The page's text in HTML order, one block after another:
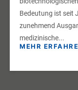
Bedeutung ist seit
zunehmend
medizinische...
MEHR